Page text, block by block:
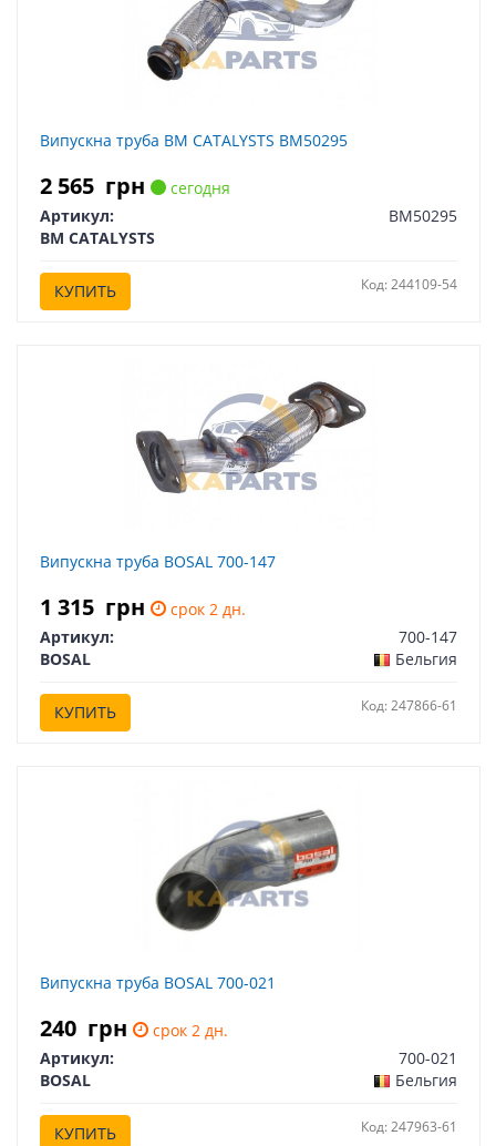
Випускна труба BM CATALYSTS BM50295
2 565 грн
сегодня
Артикул:
BM50295
BM CATALYSTS
КУПИТЬ Код: 244109-54
Випускна труба BOSAL 700-147
1 315 грн
срок 2 дн.
Артикул:
700-147
BOSAL
Бельгия
КУПИТЬ Код: 247866-61
Випускна труба BOSAL 700-021
240 грн
срок 2 дн.
Артикул:
700-021
BOSAL
Бельгия
КУПИТЬ Код: 247963-61